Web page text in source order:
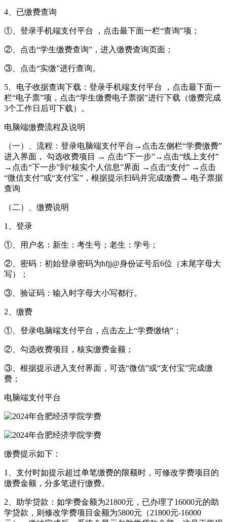
4、已缴费查询
①、登录手机端支付平台 ，点击最下面一栏“查询”项；
②、点击“学生缴费查询”，进入缴费查询页面；
③、点击“实缴”进行查询。
5、电子收据查询下载：登录手机端支付平台 ，点击最下面一
栏“电子票”项，点击“学生缴费电子票据”进行下载（缴费完成
3个工作日后可下载）。
电脑端缴费流程及说明
（一）、流程：登录电脑端支付平台→点击左侧栏“学费缴费”
进入界面， 勾选收费项目 → 点击“下一步”→点击“线上支付”
→点击“下一步”到“核实个人信息”界面 →点击“支付” →点击
“微信支付”或“支付宝”，根据提示扫码并完成缴费→ 电子票据
查询
（二）、缴费说明
1、登录
①、用户名：新生：考生号；老生：学号；
②、密码：初始登录密码为hfjj@身份证号后6位（末尾字母大
写）；
③、验证码：输入时字母大小写都行。
2、缴费
①、登录电脑端支付平台，点击左上“学费缴纳”；
②、勾选收费项目，核实缴费金额；
③、根据提示进入支付界面，可选“微信”或“支付宝”完成缴
费；
电脑端支付平台
缴费提示如下：
1、支付时如提示超过单笔缴费的限额时，可修改学费项目的
缴费金额，分多笔进行缴费。
2、助学贷款：如学费金额为21800元，已办理了16000元的助
学贷款，则修改学费项目金额为5800元（21800元-16000